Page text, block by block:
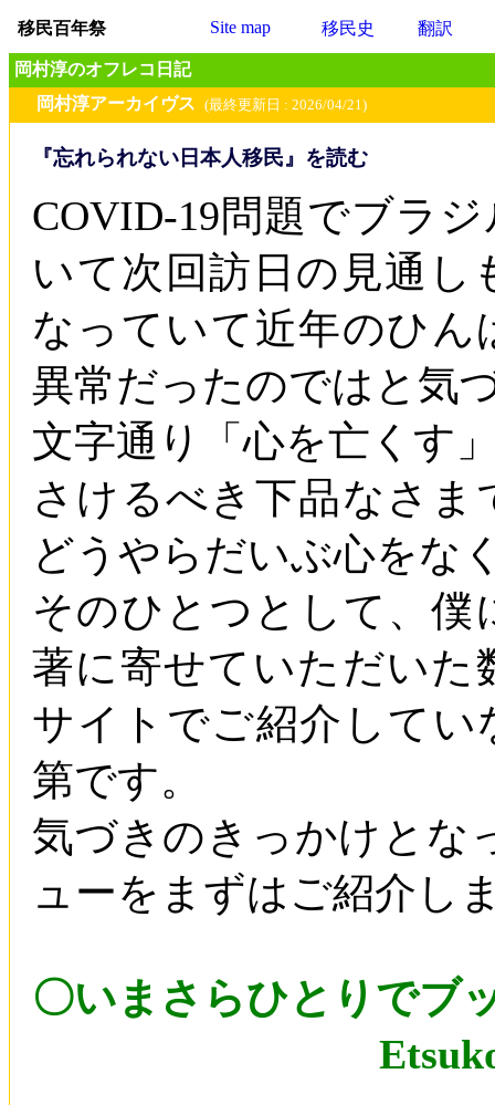
移民百年祭 Site map 移民史 翻訳
岡村淳のオフレコ日記
岡村淳アーカイヴス (最終更新日 : 2026/04/21)
『忘れられない日本人移民』を読む
COVID-19問題でブラ
いて次回訪日の見通
なっていて近年のひ
異常だったのではと気
文字通り「心を亡くす
さけるべき下品なさ
どうやらだいぶ心をな
そのひとつとして、
著に寄せていただいた
サイトでご紹介してい
第です。
気づきのきっかけとな
ューをまずはご紹介し
〇いまさらひとりでブ
Etsuko